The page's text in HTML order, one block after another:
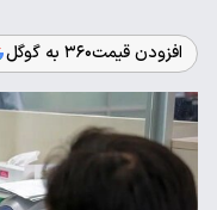
افزودن قیمت۳۶۰ به گوگل